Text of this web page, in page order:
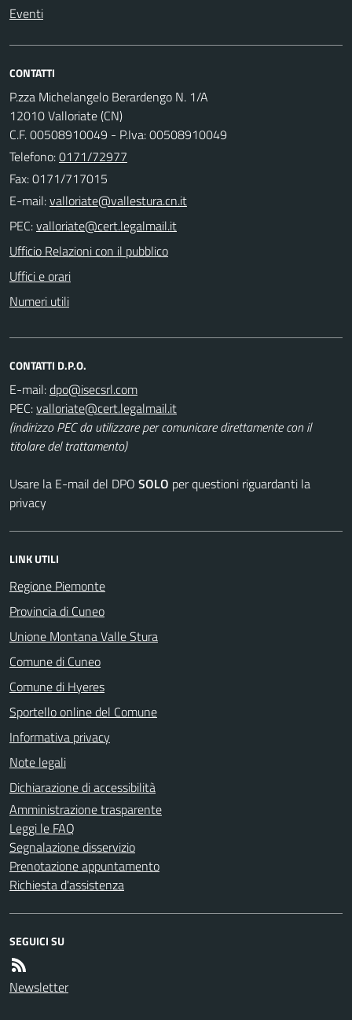
Eventi
CONTATTI
P.zza Michelangelo Berardengo N. 1/A
12010 Valloriate (CN)
C.F. 00508910049 - P.Iva: 00508910049
Telefono:0171/72977
Fax: 0171/717015
E-mail:
PEC:
Ufficio Relazioni con il pubblico
Uffici e orari
Numeri utili
CONTATTI D.P.O.
E-mail:
PEC:
(indirizzo PEC da utilizzare per comunicare direttamente con il
titolare del trattamento)
Usare la E-mail del DPO SOLO per questioni riguardanti la
privacy
LINK UTILI
Regione Piemonte
Provincia di Cuneo
Unione Montana Valle Stura
Comune di Cuneo
Comune di Hyeres
Sportello online del Comune
Informativa privacy
Note legali
Dichiarazione di accessibilità
Amministrazione trasparente
Leggi le FAQ
Segnalazione disservizio
Prenotazione appuntamento
Richiesta d'assistenza
SEGUICI SU
Newsletter